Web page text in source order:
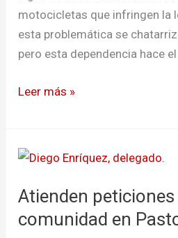
motocicletas que infringen la
esta problemática se
pero esta dependencia hace
Leer más »
Atienden peticiones
comunidad en
Atienden
de
la